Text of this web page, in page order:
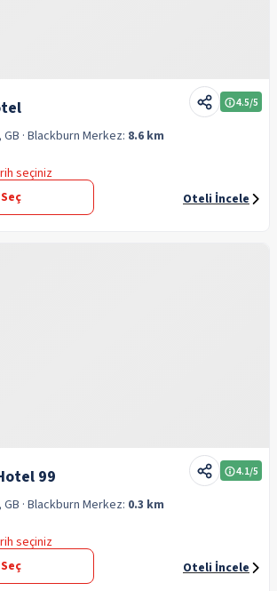
4.5/5
· Blackburn Merkez: 8.6 km
seçiniz
Oteli İncele
99 4.1/5
· Blackburn Merkez: 0.3 km
seçiniz
Oteli İncele